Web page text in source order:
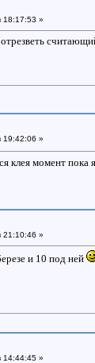
18:17:53 »
19:42:06 »
клея момент пока
21:10:46 »
и 10 под ней
14:44:45 »